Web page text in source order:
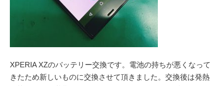
XPERIA XZのバッテリー交換です。電池の持ちが悪くなって
きたため新しいものに交換させて頂きました。交換後は発熱